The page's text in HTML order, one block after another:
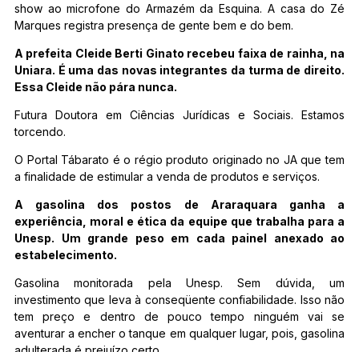
show ao microfone do Armazém da Esquina. A casa do Zé
Marques registra presença de gente bem e do bem.
A prefeita Cleide Berti Ginato recebeu faixa de rainha, na
Uniara. É uma das novas integrantes da turma de direito.
Essa Cleide não pára nunca.
Futura Doutora em Ciências Jurídicas e Sociais. Estamos
torcendo.
O Portal Tábarato é o régio produto originado no JA que tem
a finalidade de estimular a venda de produtos e serviços.
A gasolina dos postos de Araraquara ganha a
experiência, moral e ética da equipe que trabalha para a
Unesp. Um grande peso em cada painel anexado ao
estabelecimento.
Gasolina monitorada pela Unesp. Sem dúvida, um
investimento que leva à conseqüente confiabilidade. Isso não
tem preço e dentro de pouco tempo ninguém vai se
aventurar a encher o tanque em qualquer lugar, pois, gasolina